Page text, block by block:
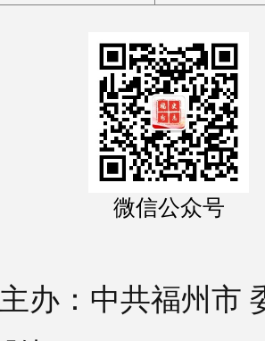
微信公众号
主办：中共福州市